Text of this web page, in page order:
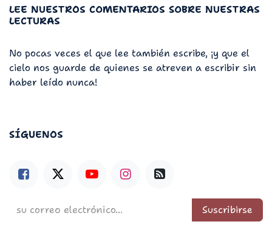
LEE NUESTROS COMENTARIOS SOBRE NUESTRAS
LECTURAS
No pocas veces el que lee también escribe, ¡y que el
cielo nos guarde de quienes se atreven a escribir sin
haber leído nunca!
SÍGUENOS
Suscribirse